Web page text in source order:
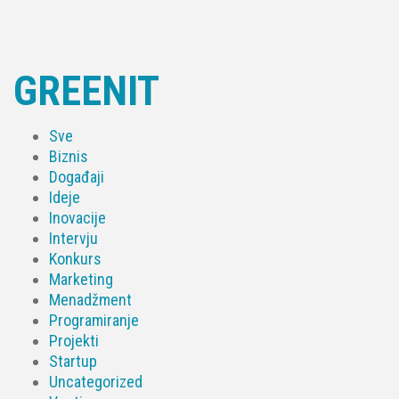
GREENIT
Sve
Biznis
Događaji
Ideje
Inovacije
Intervju
Konkurs
Marketing
Menadžment
Programiranje
Projekti
Startup
Uncategorized